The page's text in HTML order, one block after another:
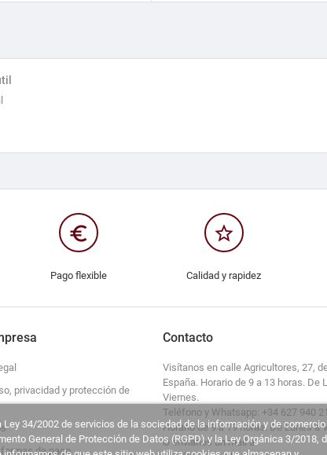
euro_symbol
Pago flexible
star_border
Calidad y rapidez
privacidad y protección de
de pago
Contacto
Visítanos en calle Agricultores, 27,
España. Horario de 9 a 13 horas. De
Viernes.
Teléfono y Whatsapp: +34 627 940
Horario de 9 a 19 horas. De Lunes a
O envíanos un mail a
34/2002 de servicios de la sociedad de la información y de comercio
General de Protección de Datos (RGPD) y la Ley Orgánica 3/2018,